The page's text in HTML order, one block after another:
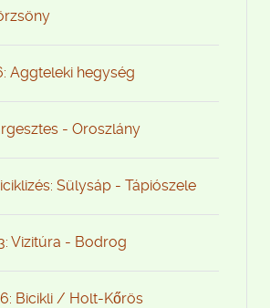
Aggteleki hegység
- Oroszlány
Sülysáp - Tápiószele
Vizitúra - Bodrog
Bicikli / Holt-Kőrös